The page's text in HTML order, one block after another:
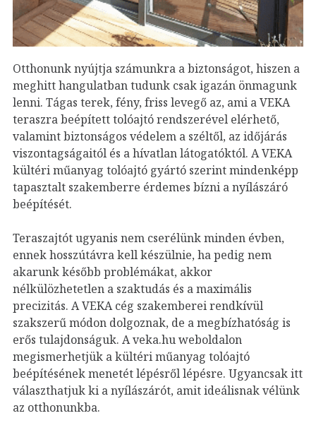
Otthonunk nyújtja számunkra a biztonságot, hiszen a
meghitt hangulatban tudunk csak igazán önmagunk
lenni. Tágas terek, fény, friss levegő az, ami a VEKA
teraszra beépített tolóajtó rendszerével elérhető,
valamint biztonságos védelem a széltől, az időjárás
viszontagságaitól és a hívatlan látogatóktól. A VEKA
kültéri műanyag tolóajtó gyártó szerint mindenképp
tapasztalt szakemberre érdemes bízni a nyílászáró
beépítését.
Teraszajtót ugyanis nem cserélünk minden évben,
ennek hosszútávra kell készülnie, ha pedig nem
akarunk később problémákat, akkor
nélkülözhetetlen a szaktudás és a maximális
precizitás. A VEKA cég szakemberei rendkívül
szakszerű módon dolgoznak, de a megbízhatóság is
erős tulajdonságuk. A veka.hu weboldalon
megismerhetjük a kültéri műanyag tolóajtó
beépítésének menetét lépésről lépésre. Ugyancsak itt
választhatjuk ki a nyílászárót, amit ideálisnak vélünk
az otthonunkba.